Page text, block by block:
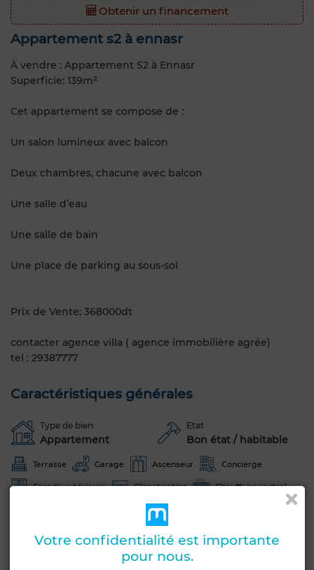
Obtenir un financement
Appartement s2 à ennasr
À vendre : Appartement S2 à Ennasr
Superficie: 139m²
Cet appartement se compose de :
Un salon lumineux avec balcon
Deux chambres, chacune avec balcon
Une salle d’eau
Une salle de bain
Une place de parking au sous-sol
Prix de Vente: 368000dt
contacter agence villa ( agence immobilière agrée)
tel : 29387777
Caractéristiques générales
Type de bien
Appartement
Etat
Bon état / habitable
Terrasse Garage Ascenseur Concierge
Façade extérieure Climatisation Chauffage central
Cuisine équipée
Voir plus de photos
Votre confidentialité est importante
pour nous.